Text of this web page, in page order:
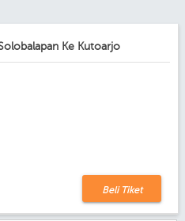
Ke Kutoarjo
Beli Tiket